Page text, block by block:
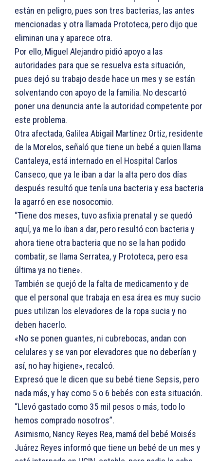
están en peligro, pues son tres bacterias, las antes
mencionadas y otra llamada Prototeca, pero dijo que
eliminan una y aparece otra.
Por ello, Miguel Alejandro pidió apoyo a las
autoridades para que se resuelva esta situación,
pues dejó su trabajo desde hace un mes y se están
solventando con apoyo de la familia. No descartó
poner una denuncia ante la autoridad competente por
este problema.
Otra afectada, Galilea Abigail Martínez Ortiz, residente
de la Morelos, señaló que tiene un bebé a quien llama
Cantaleya, está internado en el Hospital Carlos
Canseco, que ya le iban a dar la alta pero dos días
después resultó que tenía una bacteria y esa bacteria
la agarró en ese nosocomio.
“Tiene dos meses, tuvo asfixia prenatal y se quedó
aquí, ya me lo iban a dar, pero resultó con bacteria y
ahora tiene otra bacteria que no se la han podido
combatir, se llama Serratea, y Prototeca, pero esa
última ya no tiene».
También se quejó de la falta de medicamento y de
que el personal que trabaja en esa área es muy sucio
pues utilizan los elevadores de la ropa sucia y no
deben hacerlo.
«No se ponen guantes, ni cubrebocas, andan con
celulares y se van por elevadores que no deberían y
así, no hay higiene», recalcó.
Expresó que le dicen que su bebé tiene Sepsis, pero
nada más, y hay como 5 o 6 bebés con esta situación.
“Llevó gastado como 35 mil pesos o más, todo lo
hemos comprado nosotros”.
Asimismo, Nancy Reyes Rea, mamá del bebé Moisés
Juárez Reyes informó que tiene un bebé de un mes y